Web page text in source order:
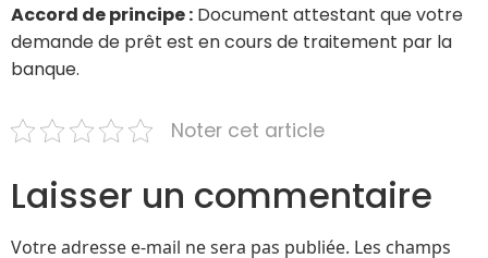
Accord de principe : Document attestant que votre
demande de prêt est en cours de traitement par la
banque.
Noter cet article
Laisser un commentaire
Votre adresse e-mail ne sera pas publiée. Les champs